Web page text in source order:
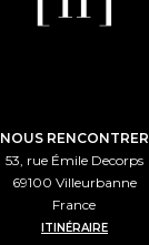
NOUS RENCONTRER
53, rue Émile Decorps
69100 Villeurbanne
France
ITINÉRAIRE